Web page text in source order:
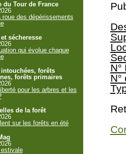
N°
N°
du Tour de France
roue des dépérissements
sécheresse
qui évolue chaque
intouchées, forêts
forêts primaires
pour les arbres et les
de la forêt
sur les forêts en été
estivale